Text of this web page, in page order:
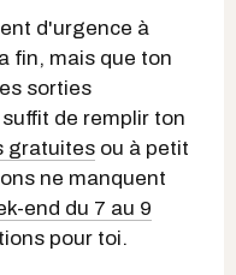
d'urgence à
fin, mais que ton
sorties
suffit de remplir ton
gratuites ou à petit
ne manquent
end du 7 au 9
pour toi.